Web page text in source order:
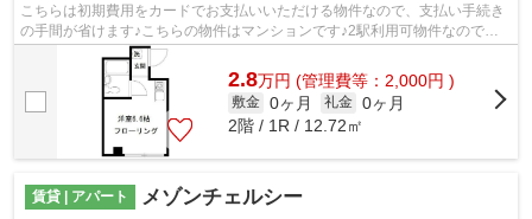
こちらは初期費用をカードでお支払いいただける物件なので、支払い手続き
の手間が省けます♪こちらの物件はマンションです♪2駅利用可物件なので、
よく電車を利用する方にピッタリですね...
2.8万円 (管理費等：2,000円 )
敷金 0ヶ月 礼金 0ヶ月
2階 / 1R / 12.72㎡
賃貸 | アパート メゾンチェルシー